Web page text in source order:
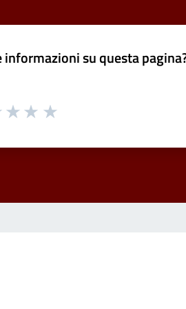
informazioni su questa